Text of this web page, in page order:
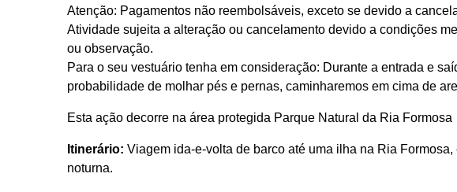
Atenção: Pagamentos não reembolsáveis, exceto se devido a
Atividade sujeita a alteração ou cancelamento devido a condições
ou observação.
Para o seu vestuário tenha em consideração: Durante a entrada e
probabilidade de molhar pés e pernas, caminharemos em cima de
Esta ação decorre na área protegida Parque Natural da Ria Formosa
Itinerário: Viagem ida-e-volta de barco até uma ilha na Ria
noturna.